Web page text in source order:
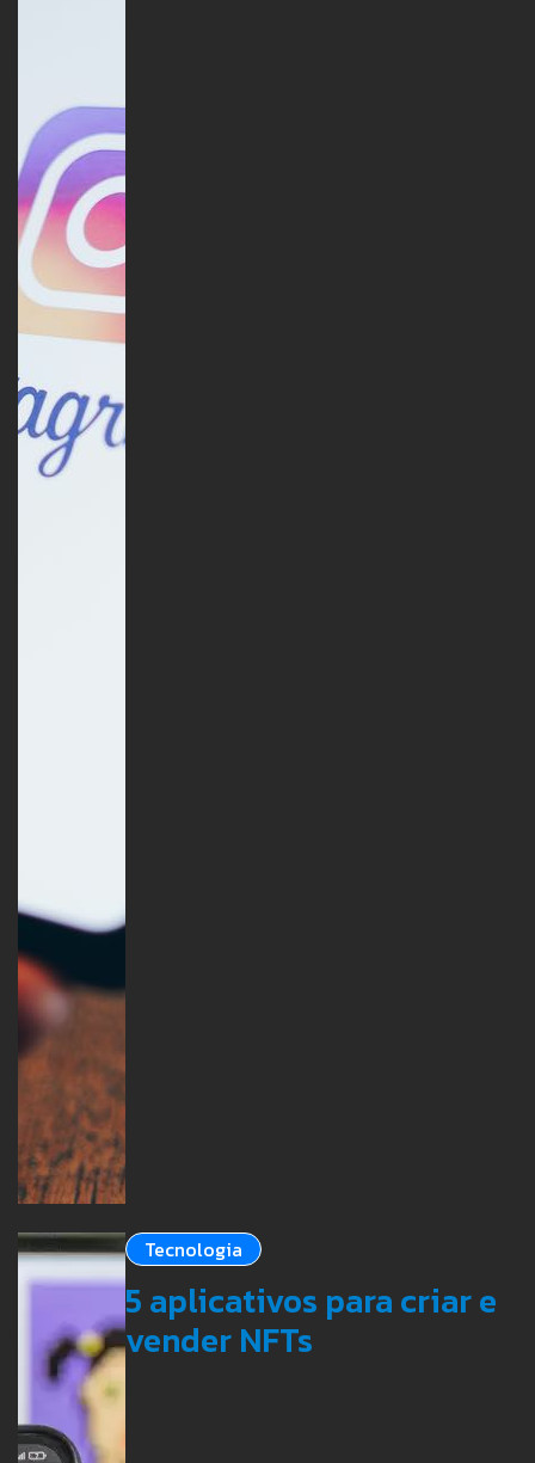
Tecnologia
5 aplicativos para criar e
vender NFTs